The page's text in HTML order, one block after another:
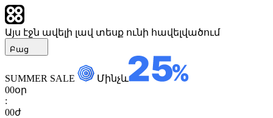
Այս էջն ավելի լավ տեսք ունի հավելվածում
Բաց
SUMMER SALE
Մինչև
00օր
:
00ժ